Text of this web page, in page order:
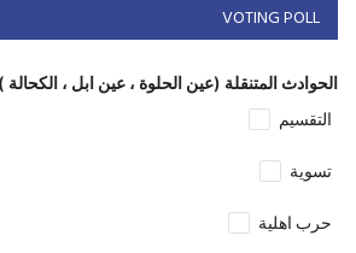
VOTING POLL
الحوادث المتنقلة (عين الحلوة ، عين ابل ،
التقسيم
تسوية
حرب اهلية